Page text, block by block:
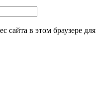
сайта в этом браузере для